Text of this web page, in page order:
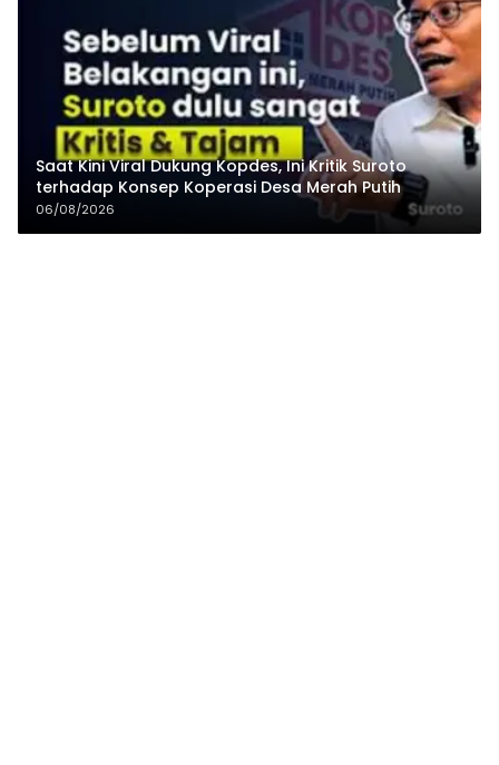
Saat Kini Viral Dukung Kopdes, Ini Kritik Suroto
terhadap Konsep Koperasi Desa Merah Putih
06/08/2026